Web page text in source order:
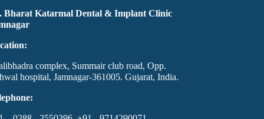
Bharat Katarmal Dental & Implant Clinic
complex, Summair club road, Opp.
hospital, Jamnagar-361005. Gujarat, India.